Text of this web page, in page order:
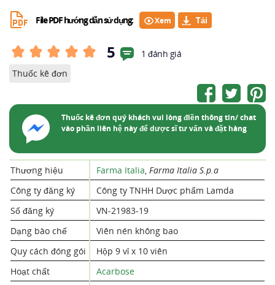
File PDF hướng dẫn sử dụng: Xem
5
1 đánh giá
Thuốc kê đơn
Thuốc kê đơn quý khách vui lòng điền thông tin/ chat
vào phần liên hệ này để dược sĩ tư vấn và đặt hàng
Thương hiệu Farma Italia, Farma Italia S.p.a
Công ty đăng ký
Công ty TNHH Dược phẩm Lamda
Số đăng ký
VN-21983-19
Dạng bào chế
Viên nén không bao
Quy cách đóng gói
Hộp 9 vỉ x 10 viên
Hoạt chất
Acarbose